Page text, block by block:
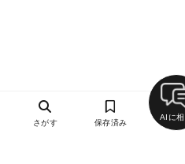
さがす 保存済み
AIに